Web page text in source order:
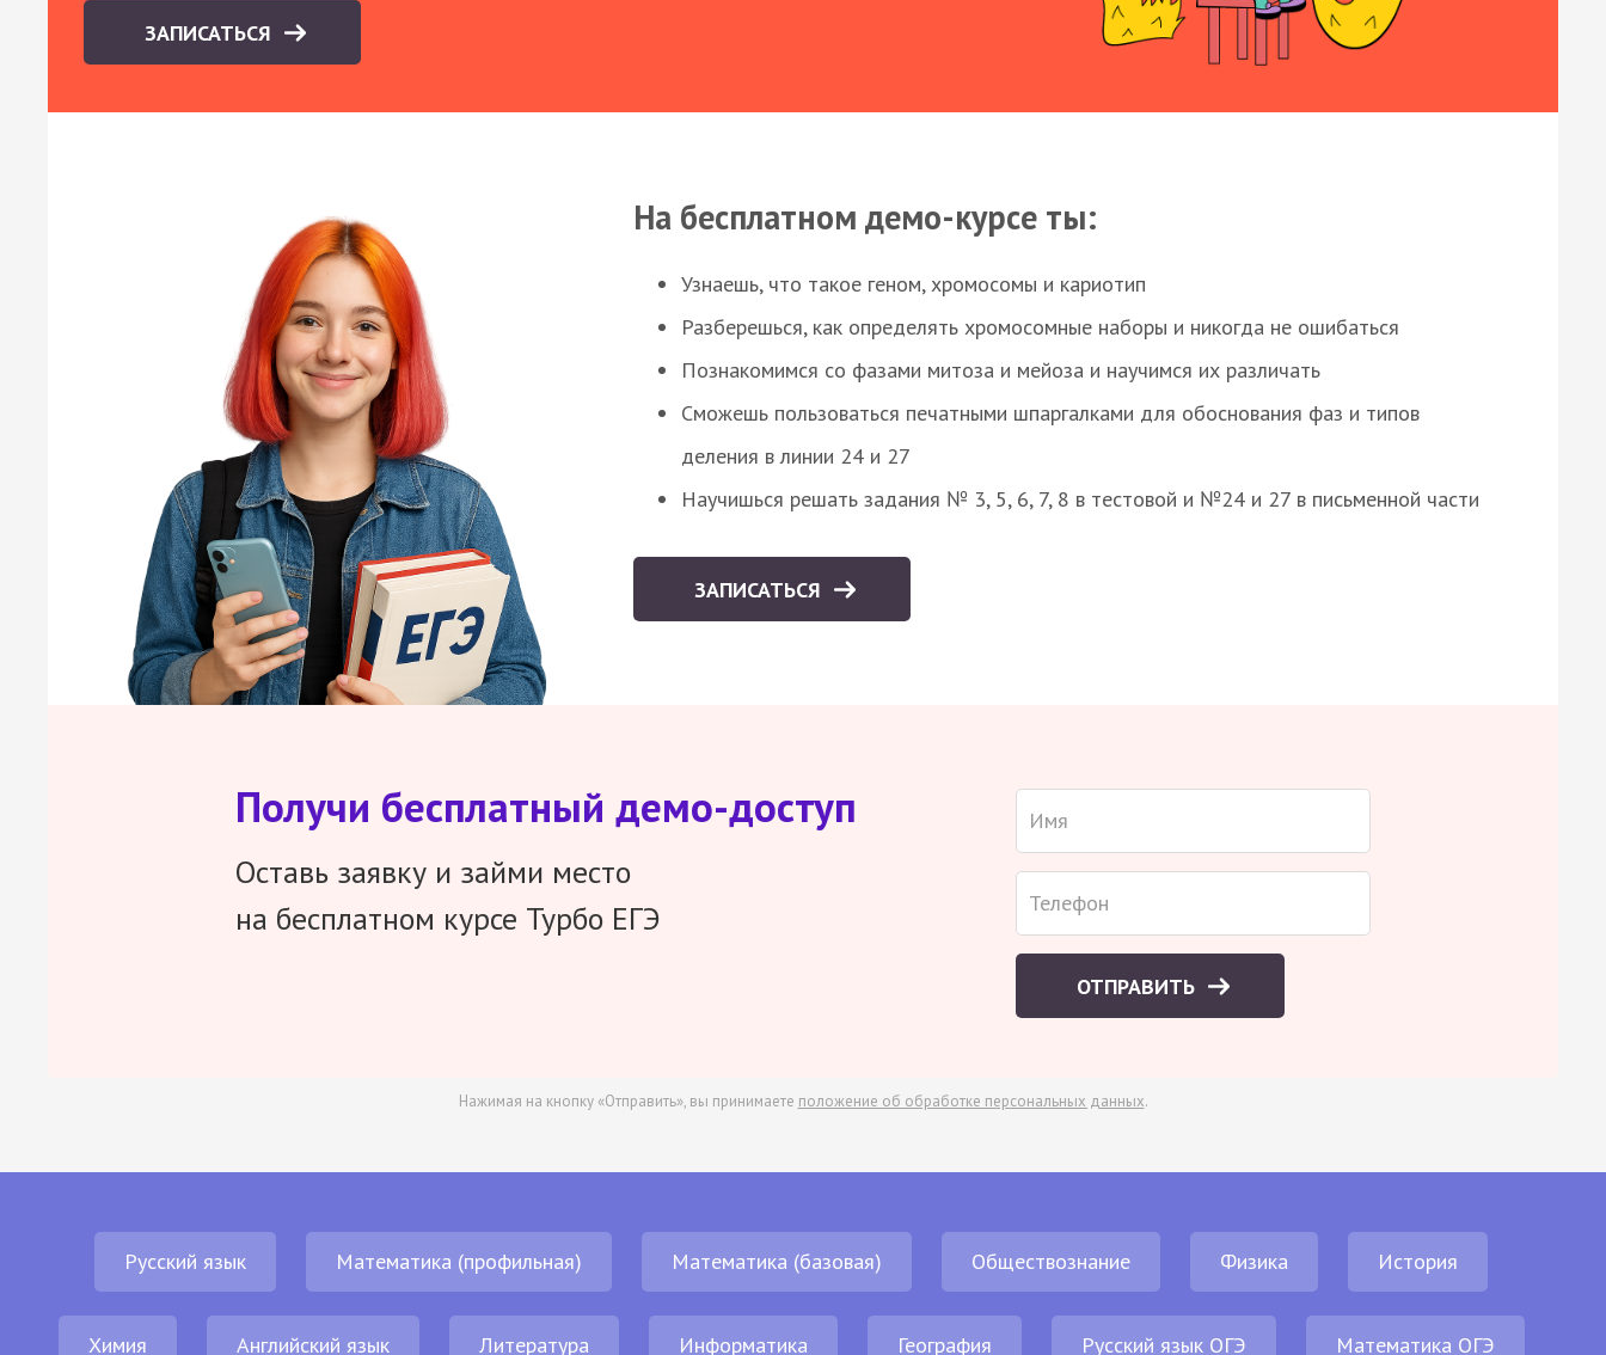
ЗАПИСАТЬСЯ
На бесплатном демо-курсе ты:
Узнаешь, что такое геном, хромосомы и кариотип
Разберешься, как определять хромосомные наборы и никогда не ошибаться
Познакомимся со фазами митоза и мейоза и научимся их различать
Сможешь пользоваться печатными шпаргалками для обоснования фаз и типов
деления в линии 24 и 27
Научишься решать задания № 3, 5, 6, 7, 8 в тестовой и №24 и 27 в письменной части
ЗАПИСАТЬСЯ
Получи бесплатный демо-доступ
Оставь заявку и займи место
на бесплатном курсе Турбо ЕГЭ
ОТПРАВИТЬ
Нажимая на кнопку «Отправить», вы принимаете положение об обработке персональных данных.
Русский язык Математика (профильная) Математика (базовая) Обществознание Физика История
Химия Английский язык Литература Информатика География Русский язык ОГЭ Математика ОГЭ